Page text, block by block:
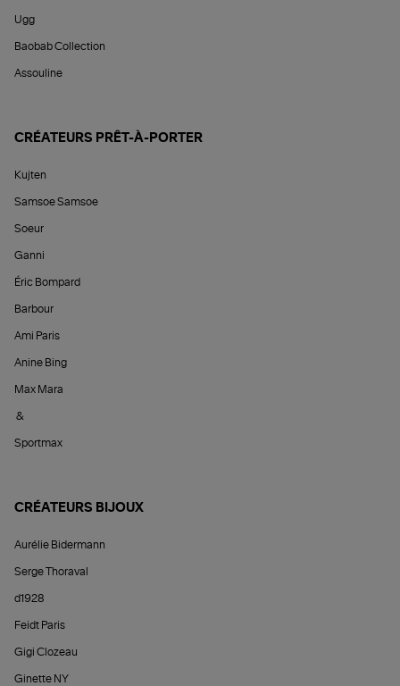
Ugg
Baobab Collection
Assouline
CRÉATEURS PRÊT-À-PORTER
Kujten
Samsoe Samsoe
Soeur
Ganni
Éric Bompard
Barbour
Ami Paris
Anine Bing
Max Mara
&
Sportmax
CRÉATEURS BIJOUX
Aurélie Bidermann
Serge Thoraval
d1928
Feidt Paris
Gigi Clozeau
Ginette NY